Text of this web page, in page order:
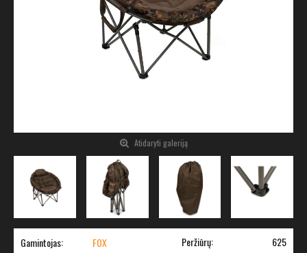
Atidaryti galeriją
Gamintojas:
FOX
Peržiūrų: 625